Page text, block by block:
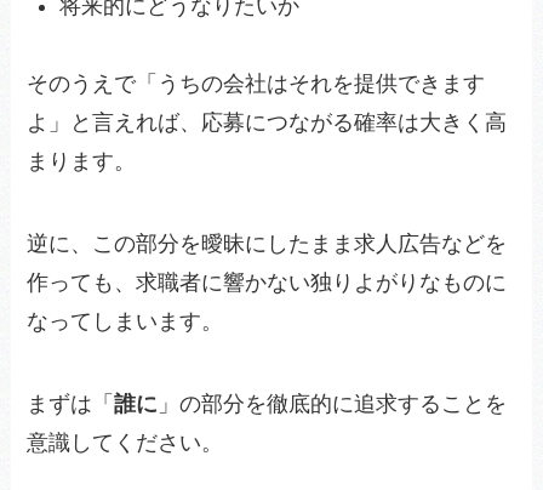
将来的にどうなりたいか
そのうえで「うちの会社はそれを提供できます
よ」と言えれば、応募につながる確率は大きく高
まります。
逆に、この部分を曖昧にしたまま求人広告などを
作っても、求職者に響かない独りよがりなものに
なってしまいます。
まずは「誰に 」の部分を徹底的に追求することを
意識してください。